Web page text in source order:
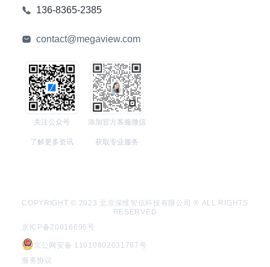
136-8365-2385
contact@megaview.com
关注公众号
了解更多资讯
添加官方客服微信
获取专业服务
COPYRIGHT © 2023 北京深维智信科技有限公司 ® ALL RIGHTS
RESERVED
京ICP备20016696号
京公网安备 11010802031767号
服务协议